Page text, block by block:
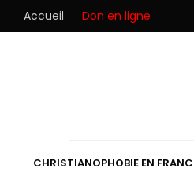
Accueil Don en ligne
CHRISTIANOPHOBIE EN